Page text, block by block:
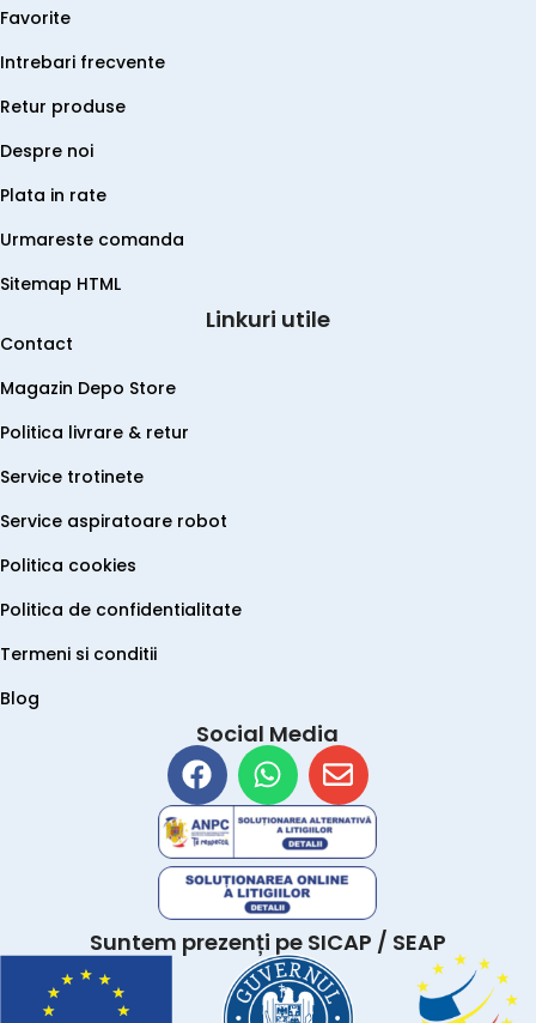
Favorite
Intrebari frecvente
Retur produse
Despre noi
Plata in rate
Urmareste comanda
Sitemap HTML
Linkuri utile
Contact
Magazin Depo Store
Politica livrare & retur
Service trotinete
Service aspiratoare robot
Politica cookies
Politica de confidentialitate
Termeni si conditii
Blog
Social Media
Suntem prezenți pe SICAP / SEAP